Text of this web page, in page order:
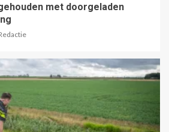
met doorgeladen